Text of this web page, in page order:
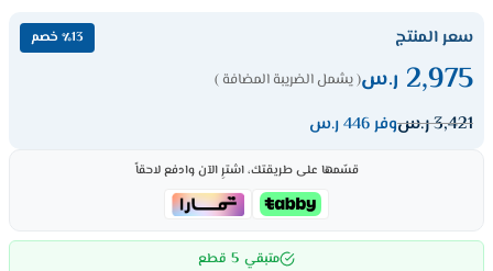
سعر المنتج ٪13 خصم
2,975 ر.س( يشمل الضريبة المضافة )
3,421ر.سوفر 446 ر.س
قسّمها على طريقتك، اشترِ الآن وادفع لاحقاً
متبقي 5 قطع